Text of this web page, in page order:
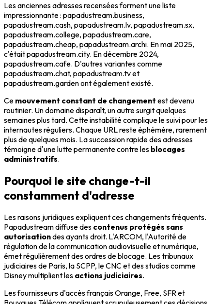
Les anciennes adresses recensées forment une liste
impressionnante : papadustream.business,
papadustream.cash, papadustream.lv, papadustream.sx,
papadustream.college, papadustream.care,
papadustream.cheap, papadustream.archi. En mai 2025,
c'était papadustream.city. En décembre 2024,
papadustream.cafe. D'autres variantes comme
papadustream.chat, papadustream.tv et
papadustream.garden ont également existé.
Ce mouvement constant de changement est devenu
routinier. Un domaine disparaît, un autre surgit quelques
semaines plus tard. Cette instabilité complique le suivi pour les
internautes réguliers. Chaque URL reste éphémère, rarement
plus de quelques mois. La succession rapide des adresses
témoigne d'une lutte permanente contre les blocages
administratifs.
Pourquoi le site change-t-il
constamment d'adresse
Les raisons juridiques expliquent ces changements fréquents.
Papadustream diffuse des contenus protégés sans
autorisationdes ayants droit. L'ARCOM, l'Autorité de
régulation de la communication audiovisuelle et numérique,
émet régulièrement des ordres de blocage. Les tribunaux
judiciaires de Paris, la SCPP, le CNC et des studios comme
Disney multiplient les actions judiciaires.
Les fournisseurs d'accès français Orange, Free, SFR et